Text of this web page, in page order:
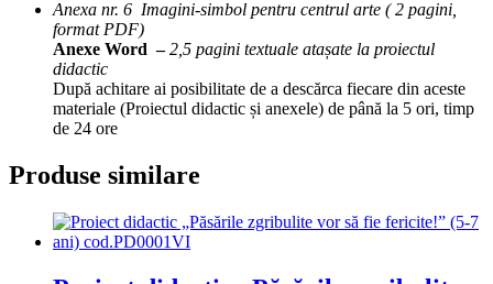
Anexa nr. 6 Imagini-simbol pentru centrul arte ( 2 pagini,
format PDF)
Anexe Word –2,5 pagini textuale atașate la proiectul
didactic
După achitare ai posibilitate de a descărca fiecare din aceste
materiale (Proiectul didactic și anexele) de până la 5 ori, timp
de 24 ore
Produse similare